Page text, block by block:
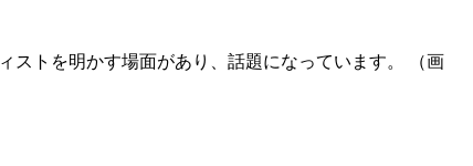
ストを明かす場面があり、話題になっています。 （画